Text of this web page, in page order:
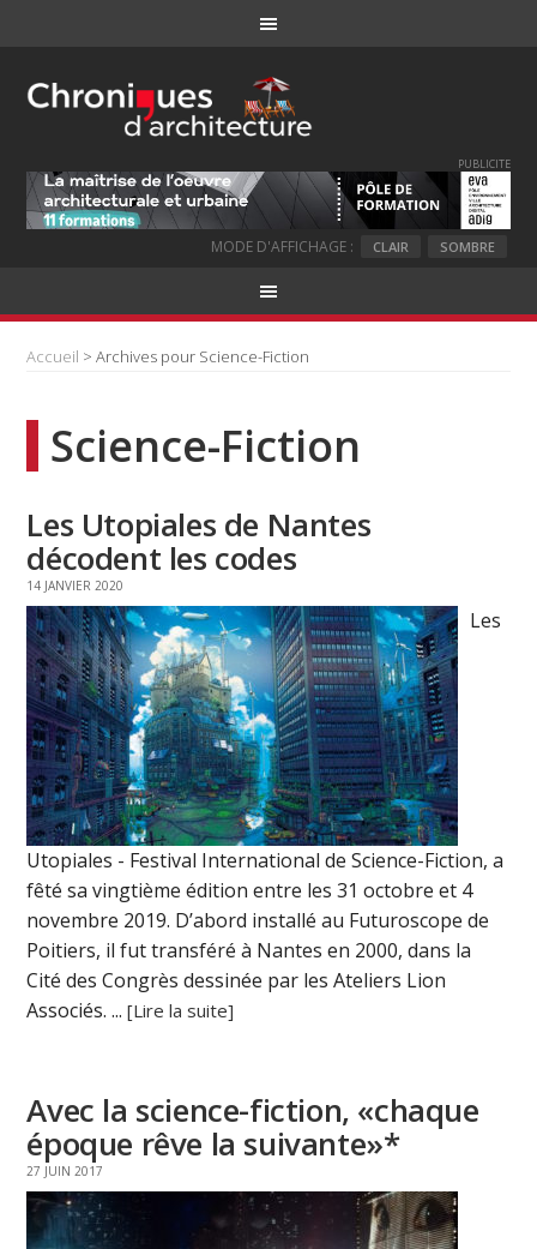
PUBLICITE
MODE D'AFFICHAGE : CLAIR SOMBRE
Accueil > Archives pour Science-Fiction
Science-Fiction
Les Utopiales de Nantes
décodent les codes
14 JANVIER 2020
Les
Utopiales - Festival International de Science-Fiction, a
fêté sa vingtième édition entre les 31 octobre et 4
novembre 2019. D’abord installé au Futuroscope de
Poitiers, il fut transféré à Nantes en 2000, dans la
Cité des Congrès dessinée par les Ateliers Lion
Associés. ...[Lire la suite]
Avec la science-fiction, «chaque
époque rêve la suivante»*
27 JUIN 2017